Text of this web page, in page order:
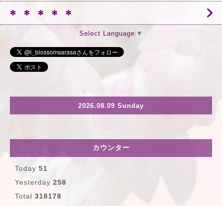
✻ ✻ ✻ ✻ ✻
Select Language ▼
2026.08.09 Sunday
カウンター
Today 51
Yesterday 258
Total 318178